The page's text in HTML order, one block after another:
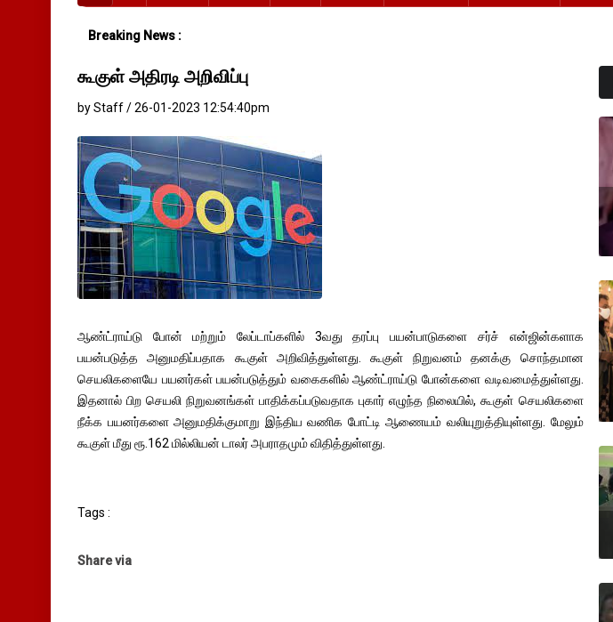
Breaking News :
கூகுள் அதிரடி அறிவிப்பு
by Staff / 26-01-2023 12:54:40pm
ஆண்ட்ராய்டு போன் மற்றும் லேப்டாப்களில் 3வது தரப்பு பயன்பாடுகளை சர்ச் என்ஜின்களாக
பயன்படுத்த அனுமதிப்பதாக கூகுள் அறிவித்துள்ளது. கூகுள் நிறுவனம் தனக்கு சொந்தமான
செயலிகளையே பயனர்கள் பயன்படுத்தும் வகைகளில் ஆண்ட்ராய்டு போன்களை வடிவமைத்துள்ளது.
இதனால் பிற செயலி நிறுவனங்கள் பாதிக்கப்படுவதாக புகார் எழுந்த நிலையில், கூகுள் செயலிகளை
நீக்க பயனர்களை அனுமதிக்குமாறு இந்திய வணிக போட்டி ஆணையம் வலியுறுத்தியுள்ளது. மேலும்
கூகுள் மீது ரூ.162 மில்லியன் டாலர் அபராதமும் விதித்துள்ளது.
Tags :
Share via